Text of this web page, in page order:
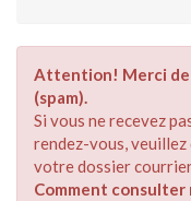
Attention! Merci de
(spam).
Si vous ne recevez
rendez-vous,
votre dossier
Comment consulter